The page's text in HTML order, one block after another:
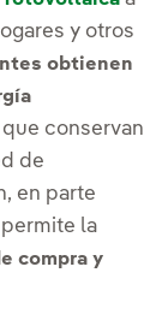
y otros
obtienen
conservan
de
en parte
la
compra y